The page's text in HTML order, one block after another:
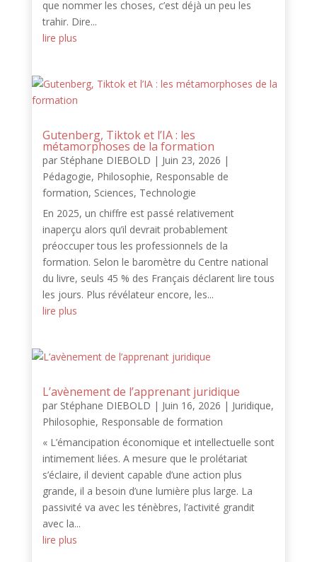
que nommer les choses, c’est déjà un peu les
trahir. Dire...
lire plus
Gutenberg, Tiktok et l’IA : les
métamorphoses de la formation
par Stéphane DIEBOLD | Juin 23, 2026 |
Pédagogie, Philosophie, Responsable de
formation, Sciences, Technologie
En 2025, un chiffre est passé relativement
inaperçu alors qu’il devrait probablement
préoccuper tous les professionnels de la
formation. Selon le baromètre du Centre national
du livre, seuls 45 % des Français déclarent lire tous
les jours. Plus révélateur encore, les...
lire plus
L’avènement de l’apprenant juridique
par Stéphane DIEBOLD | Juin 16, 2026 | Juridique,
Philosophie, Responsable de formation
« L’émancipation économique et intellectuelle sont
intimement liées. A mesure que le prolétariat
s’éclaire, il devient capable d’une action plus
grande, il a besoin d’une lumière plus large. La
passivité va avec les ténèbres, l’activité grandit
avec la...
lire plus